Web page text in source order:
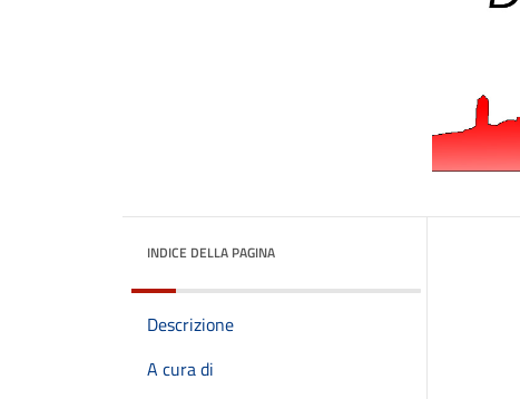
INDICE DELLA PAGINA
Descrizione
A cura di